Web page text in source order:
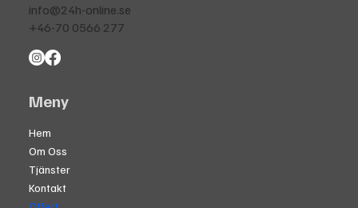
info@24h-online.se
+46-70 0566 277
Meny
Hem
Om Oss
Tjänster
Kontakt